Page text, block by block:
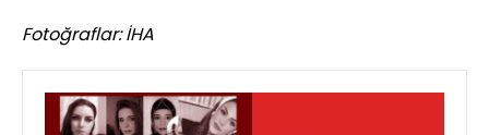
Fotoğraflar: İHA